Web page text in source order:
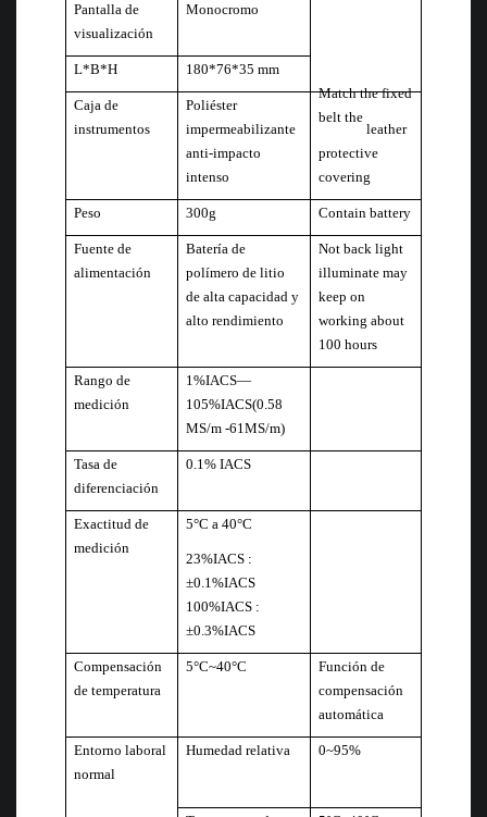
Pantalla de
visualización
Monocromo
L*B*H 180*76*35 mm
Caja de
instrumentos
Poliéster
impermeabilizante
anti-impacto
intenso
Match the fixed
belt the
leather
protective
covering
Peso 300g Contain battery
Fuente de
alimentación
Batería de
polímero de litio
de alta capacidad y
alto rendimiento
Not back light
illuminate may
keep on
working about
100 hours
Rango de
medición
1%IACS—
105%IACS(0.58
MS/m -61MS/m)
Tasa de
diferenciación
0.1% IACS
Exactitud de
medición
5°C a 40°C
23%IACS :
±0.1%IACS
100%IACS :
±0.3%IACS
Compensación
de temperatura
5°C~40°C
Función de
compensación
automática
Entorno laboral
normal
Humedad relativa 0~95%